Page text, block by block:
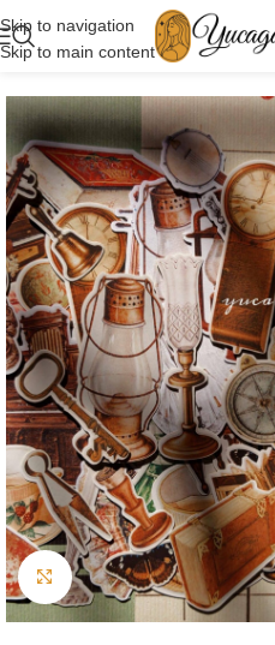
Skip to navigation
Skip to main content
Click to enlarge